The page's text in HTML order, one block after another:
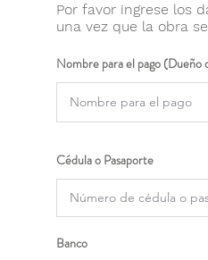
Por favor ingrese los
una vez que la obra
Nombre para el pago (Dueño
Cédula o Pasaporte
Banco